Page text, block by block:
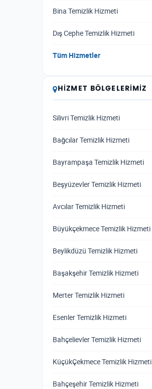
Bina Temizlik Hizmeti
Dış Cephe Temizlik Hizmeti
Tüm Hizmetler
HIZMET BÖLGELERIMIZ
Silivri Temizlik Hizmeti
Bağcılar Temizlik Hizmeti
Bayrampaşa Temizlik Hizmeti
Beşyüzevler Temizlik Hizmeti
Avcılar Temizlik Hizmeti
Büyükçekmece Temizlik Hizmeti
Beylikdüzü Temizlik Hizmeti
Başakşehir Temizlik Hizmeti
Merter Temizlik Hizmeti
Esenler Temizlik Hizmeti
Bahçelievler Temizlik Hizmeti
KüçükÇekmece Temizlik Hizmeti
Bahçeşehir Temizlik Hizmeti